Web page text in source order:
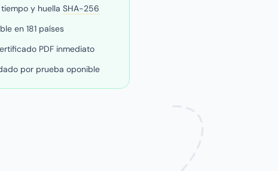
y huella SHA-256
en 181 países
PDF inmediato
por prueba oponible